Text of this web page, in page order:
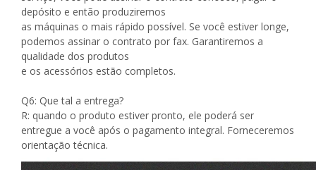
depósito e então produziremos
as máquinas o mais rápido possível. Se você estiver longe,
podemos assinar o contrato por fax. Garantiremos a
qualidade dos produtos
e os acessórios estão completos.
Q6: Que tal a entrega?
R: quando o produto estiver pronto, ele poderá ser
entregue a você após o pagamento integral. Forneceremos
orientação técnica.